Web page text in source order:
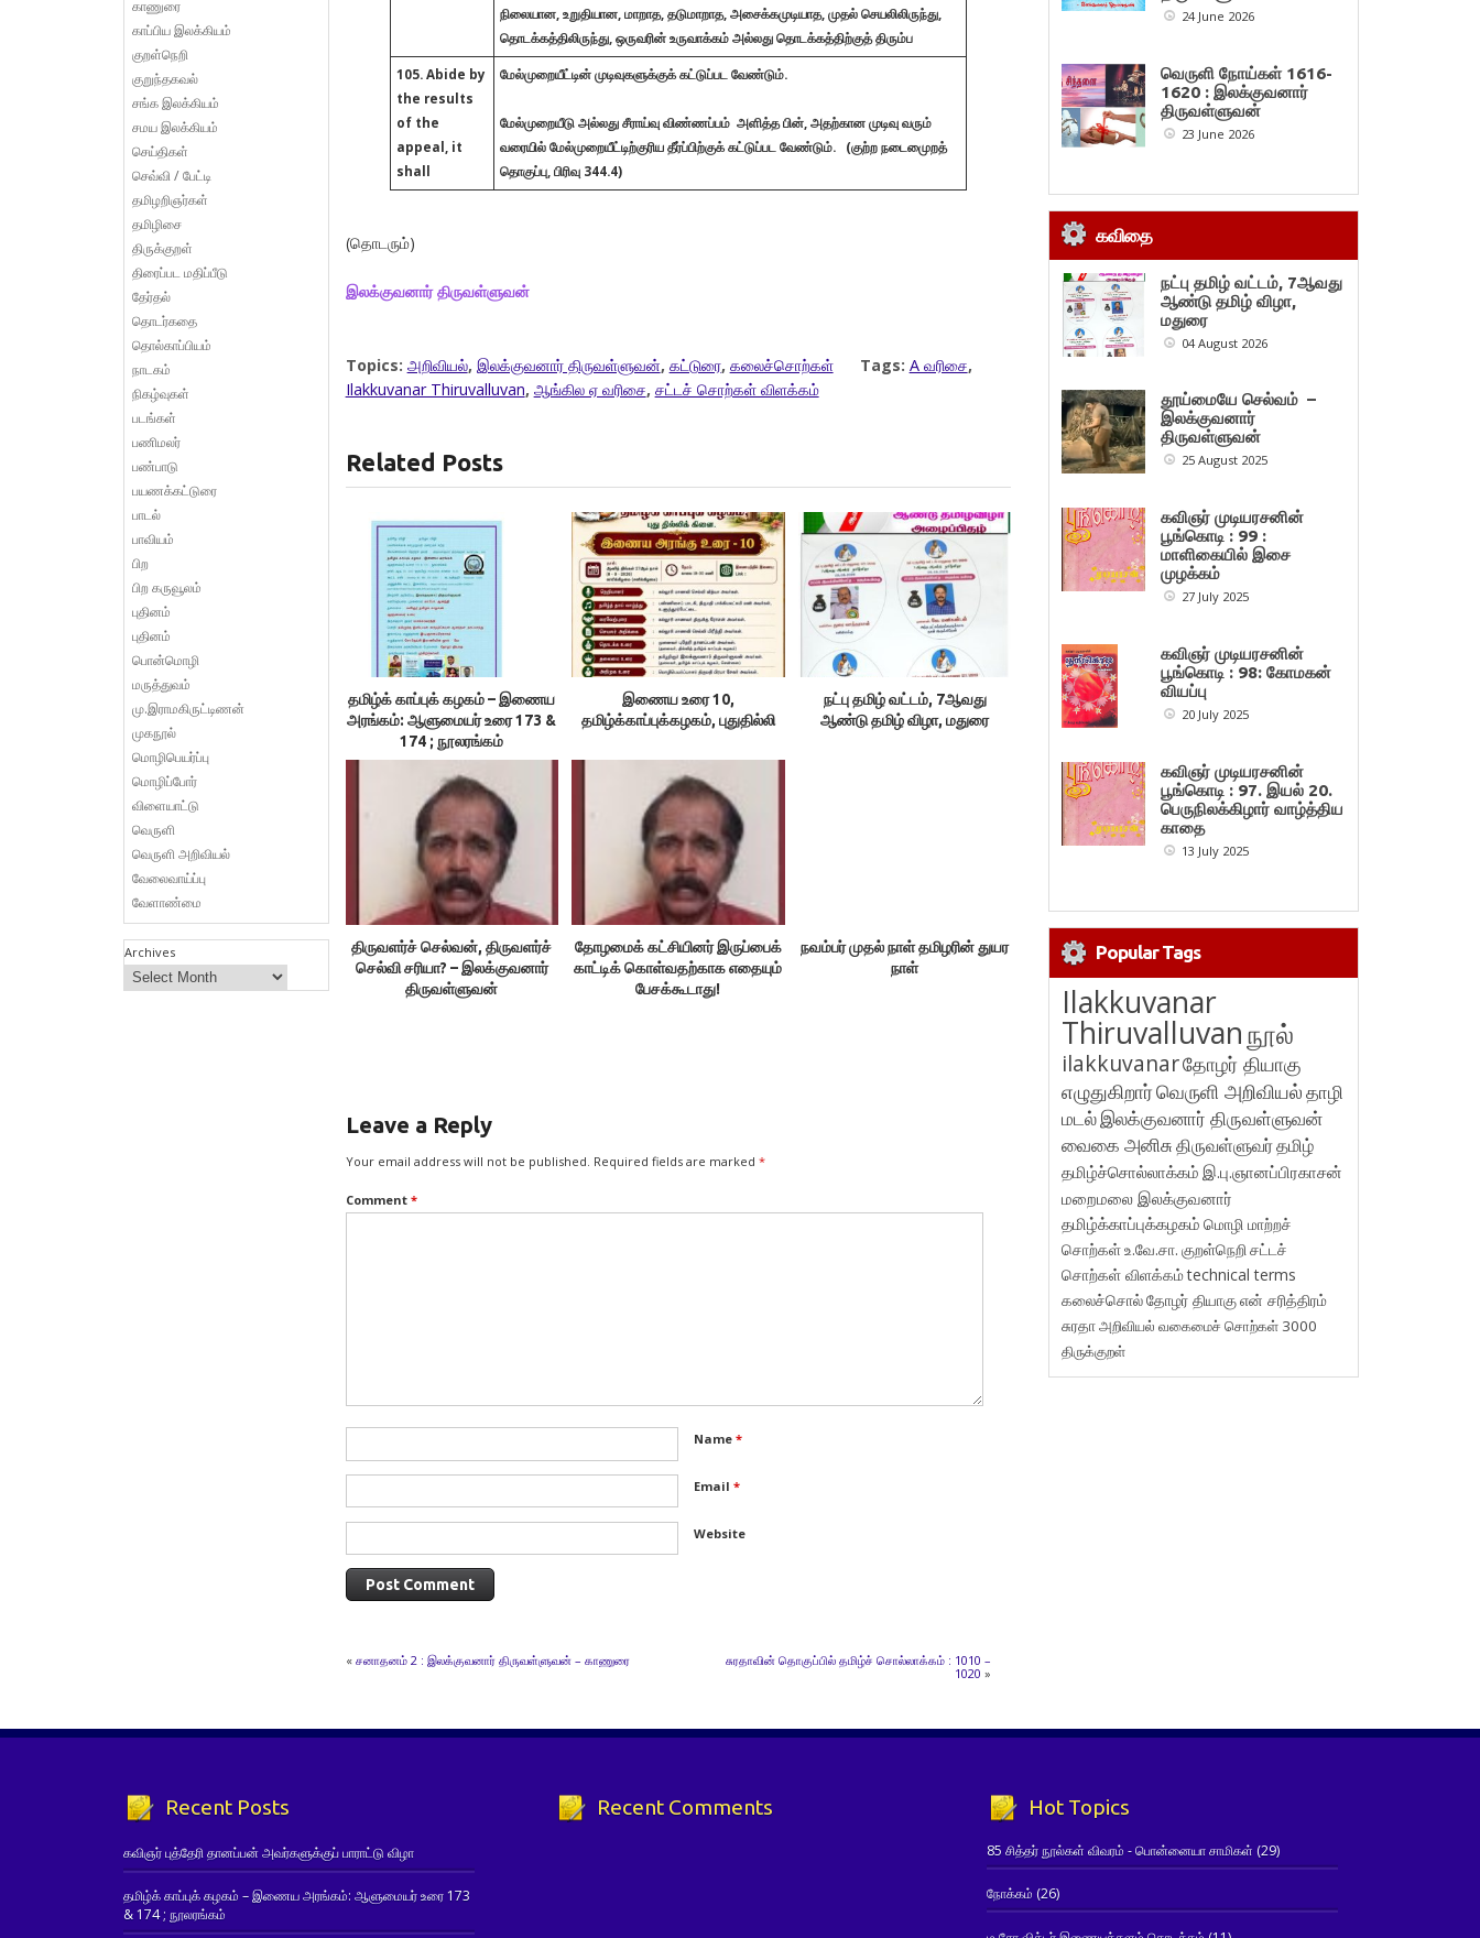
நிலையான, உறுதியான, மாறாத, தடுமாறாத, அசைக்கமுடியாத, முதல் செயலிலிருந்து,
தொடக்கத்திலிருந்து, ஒருவரின் உருவாக்கம் அல்லது தொடக்கத்திற்குத் திரும்ப
105. Abide by
the results
of the
appeal, it
shall
மேல்முறையீட்டின் முடிவுகளுக்குக் கட்டுப்பட வேண்டும்.
மேல்முறையீடு அல்லது சீராய்வு விண்ணப்பம் அளித்த பின், அதற்கான முடிவு வரும்
வரையில் மேல்முறையீட்டிற்குரிய தீர்ப்பிற்குக் கட்டுப்பட வேண்டும். (குற்ற நடைமுைறத்
தொகுப்பு, பிரிவு 344.4)
(தொடரும்)
இலக்குவனார் திருவள்ளுவன்
Topics: அறிவியல், இலக்குவனார் திருவள்ளுவன், கட்டுரை, கலைச்சொற்கள் Tags: A வரிசை,
Ilakkuvanar Thiruvalluvan, ஆங்கில ஏ வரிசை, சட்டச் சொற்கள் விளக்கம்
Related Posts
தமிழ்க் காப்புக் கழகம் – இணைய
அரங்கம்: ஆளுமையர் உரை 173 &
174 ; நூலரங்கம்
இணைய உரை 10,
தமிழ்க்காப்புக்கழகம், புதுதில்லி
நட்பு தமிழ் வட்டம், 7ஆவது
ஆண்டு தமிழ் விழா, மதுரை
திருவளர்ச் செல்வன், திருவளர்ச்
செல்வி சரியா? – இலக்குவனார்
திருவள்ளுவன்
தோழமைக் கட்சியினர் இருப்பைக்
காட்டிக் கொள்வதற்காக எதையும்
பேசக்கூடாது!
நவம்பர் முதல் நாள் தமிழரின் துயர
நாள்
Leave a Reply
Your email address will not be published. Required fields are marked *
Comment *
Name *
Email *
Website
« சனாதனம் 2 : இலக்குவனார் திருவள்ளுவன் – காணுரை
சுரதாவின் தொகுப்பில் தமிழ்ச் சொல்லாக்கம் : 1010 –
1020 »
காணுரை
காப்பிய இலக்கியம்
குறள்நெறி
குறுந்தகவல்
சங்க இலக்கியம்
சமய இலக்கியம்
செய்திகள்
செவ்வி / பேட்டி
தமிழறிஞர்கள்
தமிழிசை
திருக்குறள்
திரைப்பட மதிப்பீடு
தேர்தல்
தொடர்கதை
தொல்காப்பியம்
நாடகம்
நிகழ்வுகள்
படங்கள்
பணிமலர்
பண்பாடு
பயணக்கட்டுரை
பாடல்
பாவியம்
பிற
பிற கருவூலம்
புதினம்
புதினம்
பொன்மொழி
மருத்துவம்
மு.இராமகிருட்டிணன்
முகநூல்
மொழிபெயர்ப்பு
மொழிப்போர்
விளையாட்டு
வெருளி
வெருளி அறிவியல்
வேலைவாய்ப்பு
வேளாண்மை
Archives
24 June 2026
வெருளி நோய்கள் 1616-
1620 : இலக்குவனார்
திருவள்ளுவன்
23 June 2026
கவிதை
நட்பு தமிழ் வட்டம், 7ஆவது
ஆண்டு தமிழ் விழா,
மதுரை
04 August 2026
தூய்மையே செல்வம் –
இலக்குவனார்
திருவள்ளுவன்
25 August 2025
கவிஞர் முடியரசனின்
பூங்கொடி : 99 :
மாளிகையில் இசை
முழக்கம்
27 July 2025
கவிஞர் முடியரசனின்
பூங்கொடி : 98: கோமகன்
வியப்பு
20 July 2025
கவிஞர் முடியரசனின்
பூங்கொடி : 97. இயல் 20.
பெருநிலக்கிழார் வாழ்த்திய
காதை
13 July 2025
Popular Tags
Ilakkuvanar
Thiruvalluvanநூல்
ilakkuvanarதோழர் தியாகு
எழுதுகிறார்வெருளி அறிவியல்தாழி
மடல்இலக்குவனார் திருவள்ளுவன்
வைகை அனிசுதிருவள்ளுவர்தமிழ்
தமிழ்ச்சொல்லாக்கம் இ.பு.ஞானப்பிரகாசன்
மறைமலை இலக்குவனார்
தமிழ்க்காப்புக்கழகம் மொழி மாற்றச்
சொற்கள்உ.வே.சா. குறள்நெறி சட்டச்
சொற்கள் விளக்கம்technical terms
கலைச்சொல்தோழர் தியாகுஎன் சரித்திரம்
சுரதாஅறிவியல் வகைமைச் சொற்கள் 3000
திருக்குறள்
Recent Posts
கவிஞர் புத்தேரி தானப்பன் அவர்களுக்குப் பாராட்டு விழா
தமிழ்க் காப்புக் கழகம் – இணைய அரங்கம்: ஆளுமையர் உரை 173
& 174 ; நூலரங்கம்
Recent Comments Hot Topics
85 சித்தர் நூல்கள் விவரம் - பொன்னையா சாமிகள் (29)
நோக்கம் (26)